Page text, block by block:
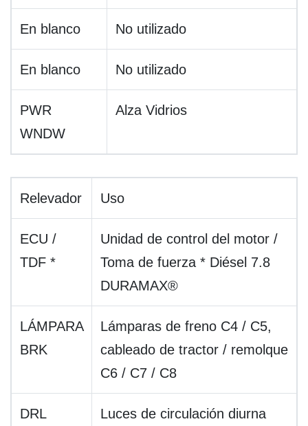
En blanco No utilizado
En blanco No utilizado
PWR
WNDW
Alza Vidrios
Relevador Uso
ECU /
TDF *
Unidad de control del motor /
Toma de fuerza * Diésel 7.8
DURAMAX®
LÁMPARA
BRK
Lámparas de freno C4 / C5,
cableado de tractor / remolque
C6 / C7 / C8
DRL Luces de circulación diurna